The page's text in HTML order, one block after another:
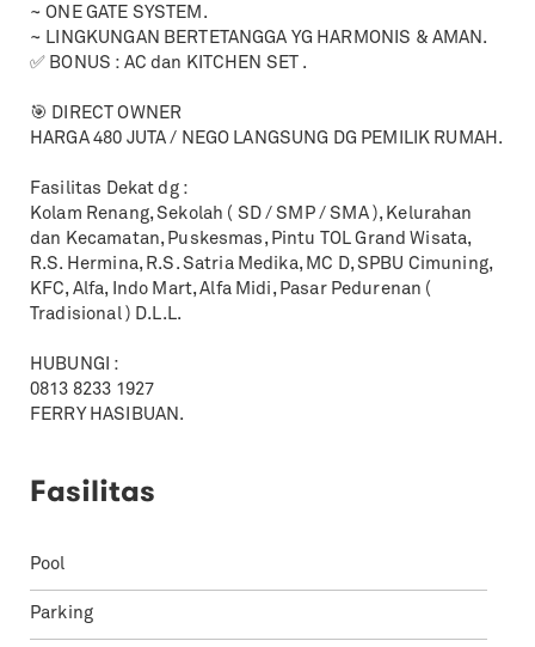
~ ONE GATE SYSTEM.
~ LINGKUNGAN BERTETANGGA YG HARMONIS & AMAN.
✅ BONUS : AC dan KITCHEN SET .
🎯 DIRECT OWNER
HARGA 480 JUTA / NEGO LANGSUNG DG PEMILIK RUMAH.
Fasilitas Dekat dg :
Kolam Renang, Sekolah ( SD / SMP / SMA ), Kelurahan
dan Kecamatan, Puskesmas, Pintu TOL Grand Wisata,
R.S. Hermina, R.S. Satria Medika, MC D, SPBU Cimuning,
KFC, Alfa, Indo Mart, Alfa Midi, Pasar Pedurenan (
Tradisional ) D.L.L.
HUBUNGI :
0813 8233 1927
FERRY HASIBUAN.
Fasilitas
Pool
Parking